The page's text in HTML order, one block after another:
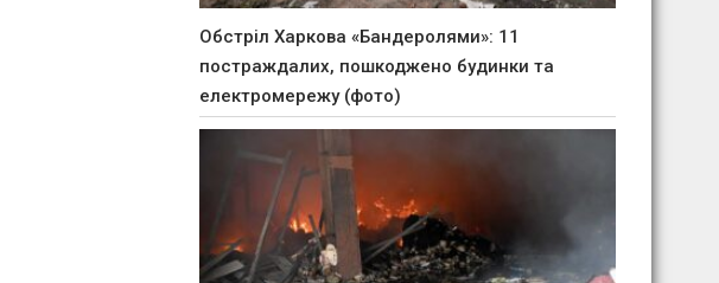
Обстріл Харкова «Бандеролями»: 11
постраждалих, пошкоджено будинки та
електромережу (фото)